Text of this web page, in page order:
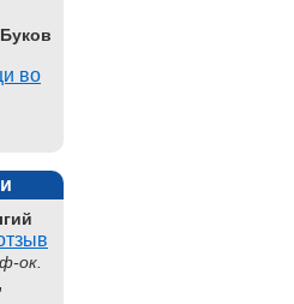
во
ок.
,